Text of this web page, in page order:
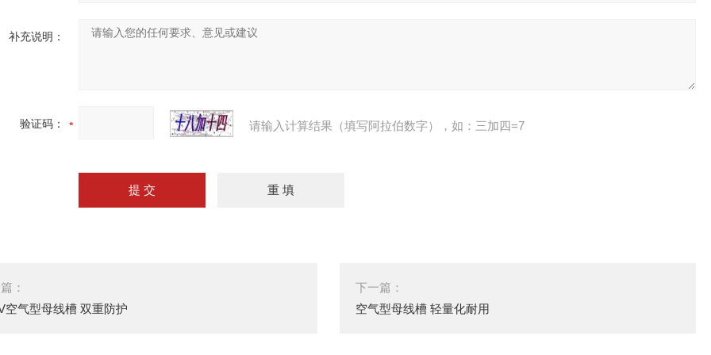
补充说明：
验证码： 请输入计算结果（填写阿拉伯数字），如：三加四=7
：
空气型母线槽 双重防护
下一篇：
空气型母线槽 轻量化耐用